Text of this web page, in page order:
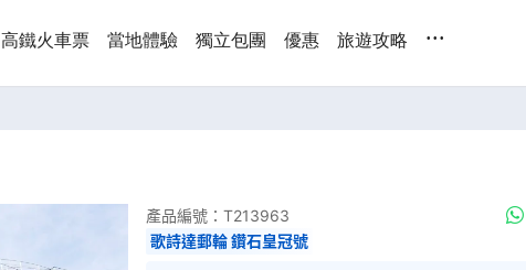
高鐵火車票 當地體驗 獨立包團 優惠 旅遊攻略 ...
產品編號： T213963
歌詩達郵輪 鑽石皇冠號